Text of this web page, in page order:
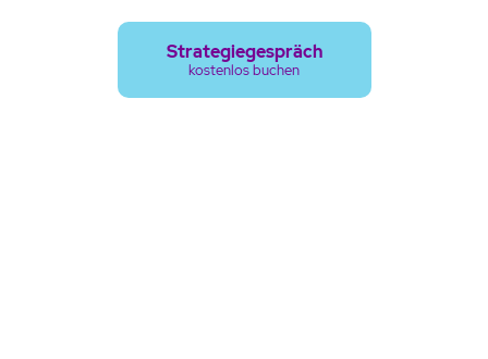
Strategiegespräch
kostenlos buchen